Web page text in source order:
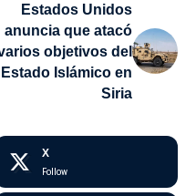
Estados Unidos
anuncia que atacó
objetivos del
Estado Islámico en
Siria
X
Follow